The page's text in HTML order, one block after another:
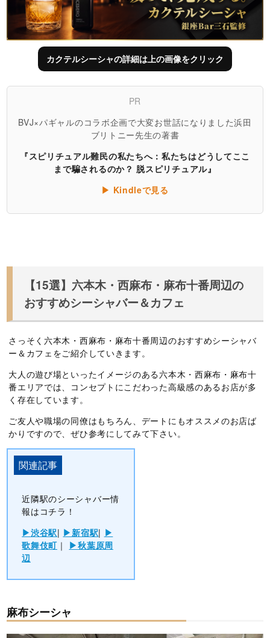
カクテルシーシャの詳細は上の画像をクリック
PR
BVJ×パギャルのコラボ企画で大変お世話になりました浜田
ブリトニー先生の著書
『スピリチュアル難民の私たちへ：私たちはどうしてここ
まで騙されるのか？ 脱スピリチュアル』
▶ Kindleで見る
【15選】六本木・西麻布・麻布十番周辺の
おすすめシーシャバー＆カフェ
さっそく六本木・西麻布・麻布十番周辺のおすすめシーシャバ
ー＆カフェをご紹介していきます。
大人の遊び場といったイメージのある六本木・西麻布・麻布十
番エリアでは、コンセプトにこだわった高級感のあるお店が多
く存在しています。
ご友人や職場の同僚はもちろん、デートにもオススメのお店ば
かりですので、ぜひ参考にしてみて下さい。
近隣駅のシーシャバー情
報はコチラ！
渋谷駅| 新宿駅|
歌舞伎町 ｜
秋葉原周
辺
麻布シーシャ